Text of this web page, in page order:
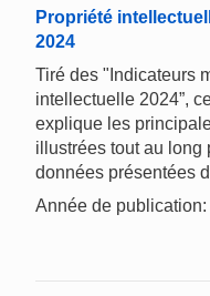
Propriété
2024
Tiré des "Indicateurs
intellectuelle 2024”,
explique les
illustrées tout au long
données présentées
Année de